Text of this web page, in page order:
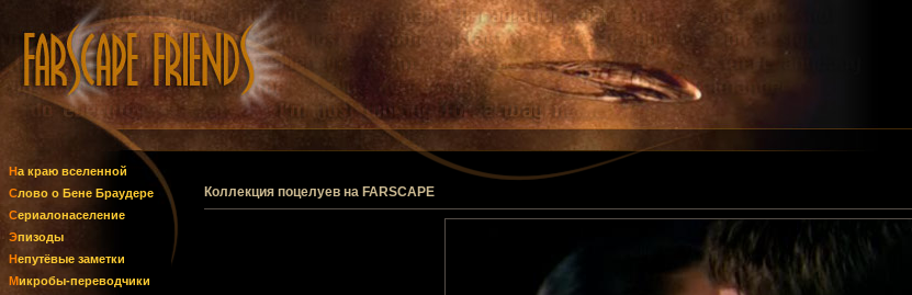
На краю вселенной
Слово о Бене Браудере
Сериалонаселение
Эпизоды
Непутёвые заметки
Микробы-переводчики
Коллекция поцелуев на FARSCAPE